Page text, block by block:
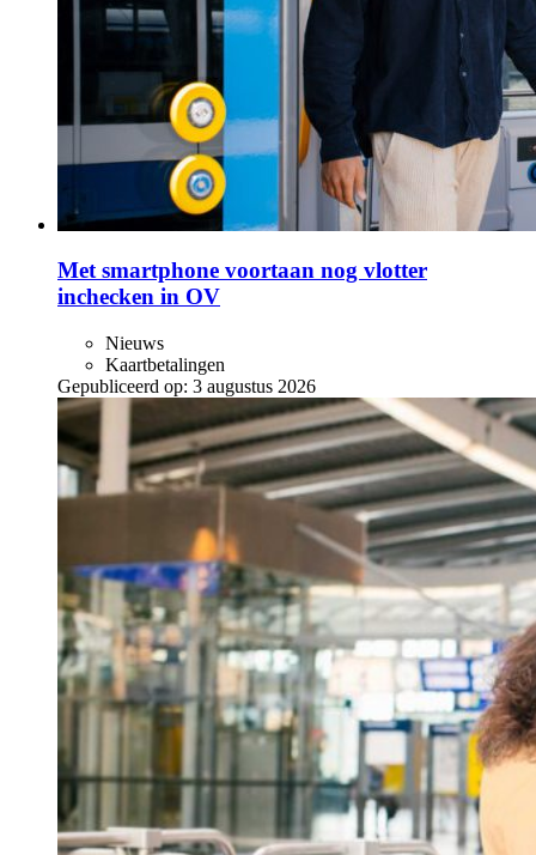
Met smartphone voortaan nog vlotter
inchecken in OV
Nieuws
Kaartbetalingen
Gepubliceerd op: 3 augustus 2026